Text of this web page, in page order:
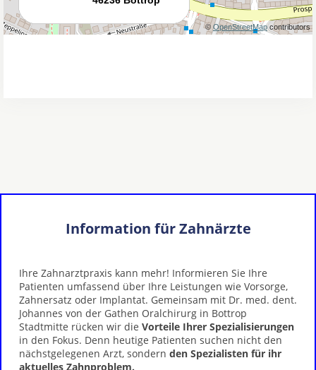
Information für Zahnärzte
Ihre Zahnarztpraxis kann mehr! Informieren Sie Ihre
Patienten umfassend über Ihre Leistungen wie Vorsorge,
Zahnersatz oder Implantat. Gemeinsam mit Dr. med. dent.
Johannes von der Gathen Oralchirurg in Bottrop
Stadtmitte rücken wir die Vorteile Ihrer Spezialisierungen
in den Fokus. Denn heutige Patienten suchen nicht den
nächstgelegenen Arzt, sondern den Spezialisten für ihr
aktuelles Zahnproblem.